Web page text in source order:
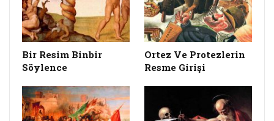
Bir Resim Binbir
Söylence
Ortez Ve Protezlerin
Resme Girişi